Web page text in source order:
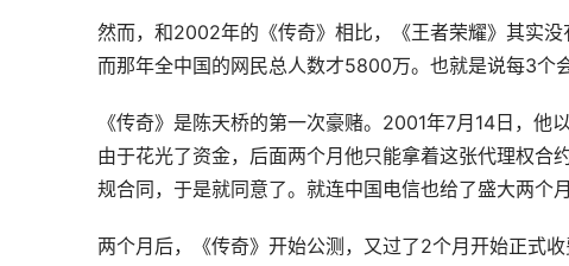
然而，和2002年的《传奇》相比，《王者荣耀》其实
而那年全中国的网民总人数才5800万。也就是说每3个
《传奇》是陈天桥的第一次豪赌。2001年7月14日，
由于花光了资金，后面两个月他只能拿着这张代理权合
规合同，于是就同意了。就连中国电信也给了盛大两个
两个月后，《传奇》开始公测，又过了2个月开始正式